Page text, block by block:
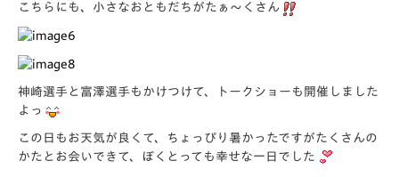
こちらにも、小さなおともだちがたぁ～くさん
神崎選手と富澤選手もかけつけて、トークショーも開催しました
よっ
この日もお天気が良くて、ちょっぴり暑かったですがたくさんの
かたとお会いできて、ぼくとっても幸せな一日でした